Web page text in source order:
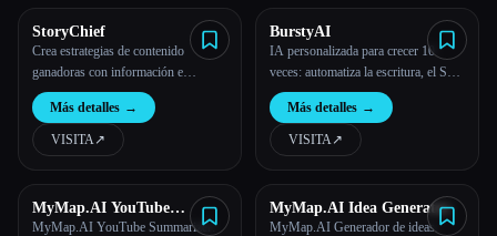
StoryChief
Crea estrategias de contenido
ganadoras con información e
inteligencia artificial basadas en
datos.Más detalles →
VISITA↗︎
BurstyAI
IA personalizada para crecer 10
veces: automatiza la escritura, el SEO
y la divulgación
Más detalles →
VISITA↗︎
MyMap.AI YouTube
Summarizer
MyMap.AI YouTube Summarizer:
MyMap.AI Idea Generator
MyMap.AI Generador de ideas: